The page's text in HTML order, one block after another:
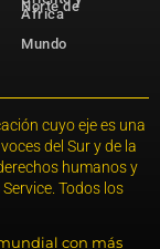
Norte de
África
Mundo
cuyo eje es una
del Sur y de la
humanos y
Todos los
con más